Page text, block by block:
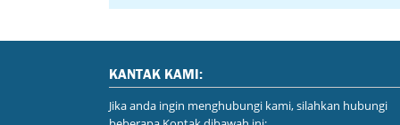
KANTAK KAMI:
Jika anda ingin menghubungi kami, silahkan hubungi